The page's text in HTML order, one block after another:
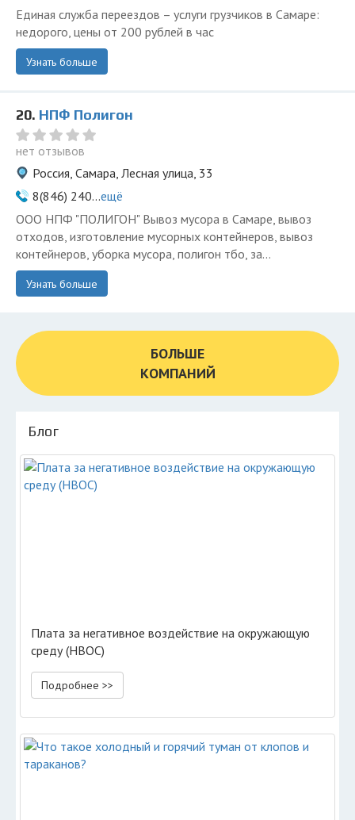
Единая служба переездов – услуги грузчиков в Самаре:
недорого, цены от 200 рублей в час
Узнать больше
20. НПФ Полигон
нет отзывов
Россия, Самара, Лесная улица, 33
8(846) 240...ещё
ООО НПФ "ПОЛИГОН" Вывоз мусора в Самаре, вывоз
отходов, изготовление мусорных контейнеров, вывоз
контейнеров, уборка мусора, полигон тбо, за...
Узнать больше
БОЛЬШЕ
КОМПАНИЙ
Блог
Плата за негативное воздействие на окружающую
среду (НВОС)
Подробнее >>